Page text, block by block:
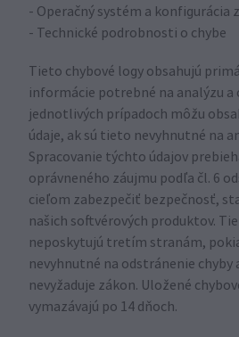
- Operačný systém a konfigurácia
- Technické podrobnosti o chybe
Tieto chybové logy obsahujú
informácie potrebné na analýzu a
jednotlivých prípadoch môžu
údaje, ak sú tieto nevyhnutné na
Spracovanie týchto údajov
oprávneného záujmu podľa čl. 6
cieľom zabezpečiť bezpečnosť,
našich softvérových produktov.
neposkytujú tretím stranám,
nevyhnutné na odstránenie chyby
nevyžaduje zákon. Uložené
vymazávajú po 14 dňoch.